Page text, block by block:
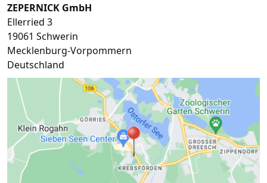
ZEPERNICK GmbH
Ellerried 3
19061 Schwerin
Mecklenburg-Vorpommern
Deutschland